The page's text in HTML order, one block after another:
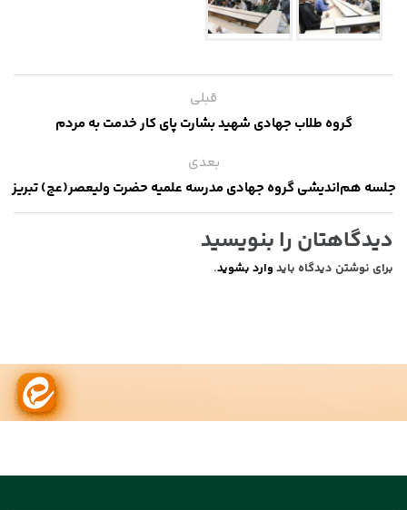
قبلی
گروه طلاب جهادی شهید بشارت پای کار خدمت به مردم
بعدی
جلسه هم‌اندیشی گروه جهادی مدرسه علمیه حضرت ولیعصر(عج) تبریز
دیدگاهتان را بنویسید
برای نوشتن دیدگاه باید وارد بشوید.